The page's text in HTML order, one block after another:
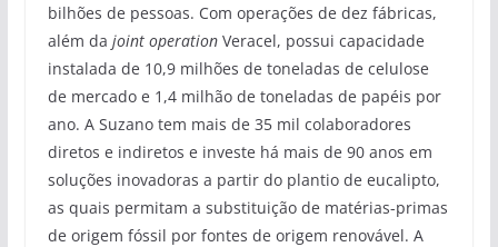
bilhões de pessoas. Com operações de dez fábricas,
além da joint operationVeracel, possui capacidade
instalada de 10,9 milhões de toneladas de celulose
de mercado e 1,4 milhão de toneladas de papéis por
ano. A Suzano tem mais de 35 mil colaboradores
diretos e indiretos e investe há mais de 90 anos em
soluções inovadoras a partir do plantio de eucalipto,
as quais permitam a substituição de matérias-primas
de origem fóssil por fontes de origem renovável. A